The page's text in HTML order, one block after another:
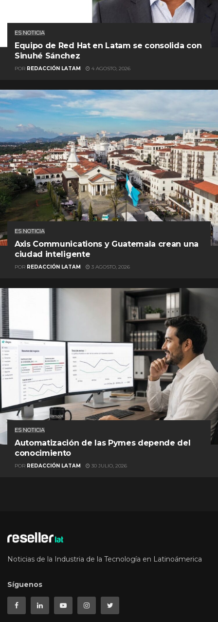
ES NOTICIA
Equipo de Red Hat en Latam se consolida con
Sinuhé Sánchez
POR REDACCIÓN LATAM 4 AGOSTO, 2026
ES NOTICIA
Axis Communications y Guatemala crean una
ciudad inteligente
POR REDACCIÓN LATAM 3 AGOSTO, 2026
ES NOTICIA
Automatización de las Pymes depende del
conocimiento
POR REDACCIÓN LATAM 30 JULIO, 2026
Noticias de la Industria de la Tecnología en Latinoámerica
Síguenos